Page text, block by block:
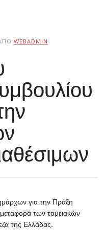
WEBADMIN
για την Πράξη
των ταμειακών
της Ελλάδας.